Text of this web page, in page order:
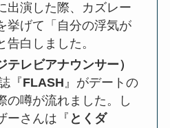
出演した際、カズレー
挙げて「自分の浮気が
告白しました。
テレビアナウンサー）
『FLASH 』がデートの
の噂が流れました。し
ーさんは『 とくダ